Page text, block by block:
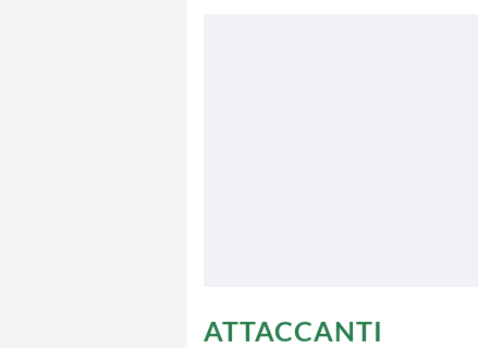
ATTACCANTI